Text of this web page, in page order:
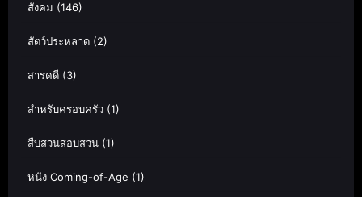
สังคม (146)
สัตว์ประหลาด (2)
สารคดี (3)
สำหรับครอบครัว (1)
สืบสวนสอบสวน (1)
หนัง Coming-of-Age (1)